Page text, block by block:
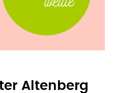
Altenberg